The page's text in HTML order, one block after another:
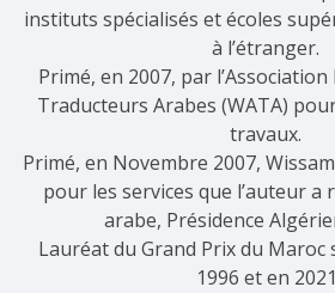
instituts spécialisés et écoles
à l’étranger.
Primé, en 2007, par
Traducteurs Arabes (WATA)
travaux.
Primé, en Novembre 2007,
pour les services que l’auteur a
arabe, Présidence
Lauréat du Grand Prix du Maroc
1996 et en